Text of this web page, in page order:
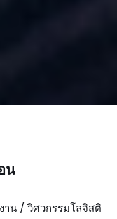
น
น / วิศวกรรมโลจิสติ